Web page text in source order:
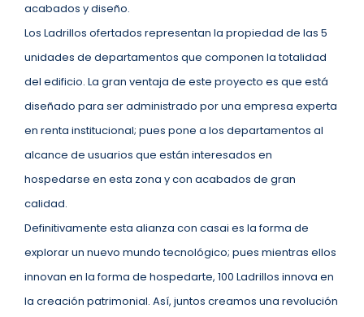
acabados y diseño.
Los Ladrillos ofertados representan la propiedad de las 5
unidades de departamentos que componen la totalidad
del edificio. La gran ventaja de este proyecto es que está
diseñado para ser administrado por una empresa experta
en renta institucional; pues pone a los departamentos al
alcance de usuarios que están interesados en
hospedarse en esta zona y con acabados de gran
calidad.
Definitivamente esta alianza con casai es la forma de
explorar un nuevo mundo tecnológico; pues mientras ellos
innovan en la forma de hospedarte, 100 Ladrillos innova en
la creación patrimonial. Así, juntos creamos una revolución